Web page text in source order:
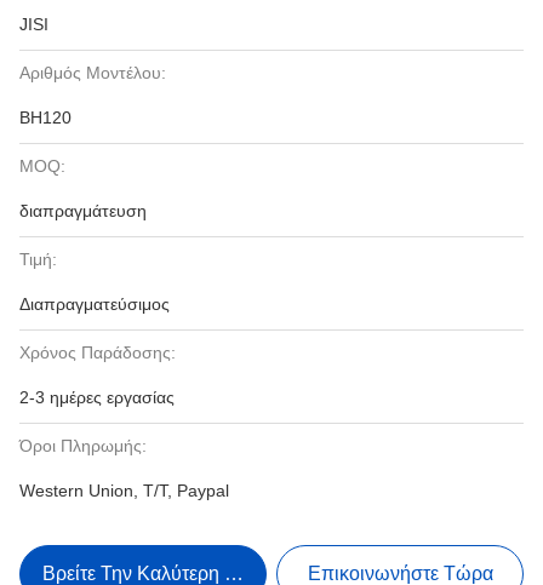
JISI
Αριθμός Μοντέλου:
BH120
MOQ:
διαπραγμάτευση
Τιμή:
Διαπραγματεύσιμος
Χρόνος Παράδοσης:
2-3 ημέρες εργασίας
Όροι Πληρωμής:
Western Union, T/T, Paypal
Βρείτε Την Καλύτερη Τιμή Επικοινωνήστε Τώρα